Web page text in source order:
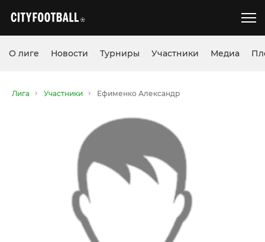
О лиге Новости Турниры Участники Медиа
Лига Участники Ефименко Александр